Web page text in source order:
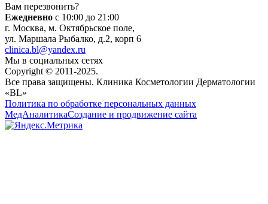
Вам перезвонить?
Ежедневно с 10:00 до 21:00
г. Москва, м. Октябрьское поле,
ул. Маршала Рыбалко, д.2, корп 6
clinica.bl@yandex.ru
Мы в социальных сетях
Copyright © 2011-2025.
Все права защищены. Клиника Косметологии Дерматологии
«BL»
Политика по обработке персональных данных
МедАналитикаСоздание и продвижение сайта